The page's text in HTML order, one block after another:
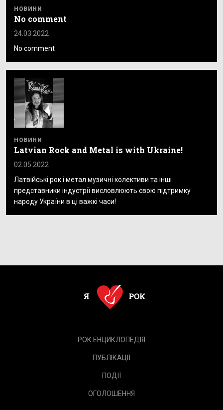
НОВИНИ
No comment
24.03.2022
No comment
НОВИНИ
Latvian Rock and Metal is with Ukraine!
02.05.2022
Латвійські рок і метал музичні колективи та інші
представники індустрії висловлюють свою підтримку
народу України в ці важкі часи!
РОК.ЕНЦИКЛОПЕДІЯ
ПУБЛІКАЦІЇ
ПОДІЇ
ОГОЛОШЕННЯ